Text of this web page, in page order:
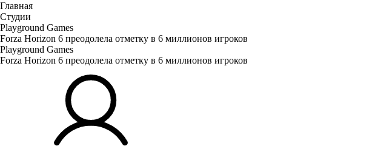
Главная
Студии
Playground Games
Forza Horizon 6 преодолела отметку в 6 миллионов игроков
Playground Games
Forza Horizon 6 преодолела отметку в 6 миллионов игроков